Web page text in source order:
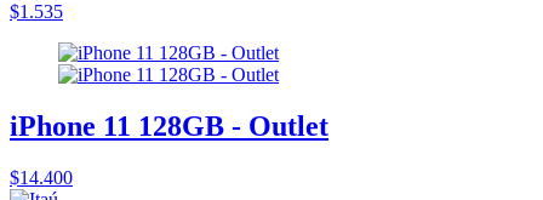
$1.535
iPhone 11 128GB - Outlet
$14.400